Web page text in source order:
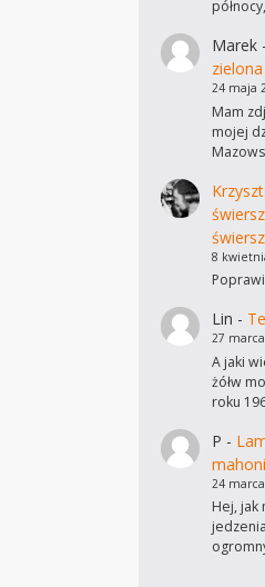
Marek
zielona
24 maja
Mam
mojej
8
Lin -
27
A jaki
żółw
roku
P -
24
Hej, jak